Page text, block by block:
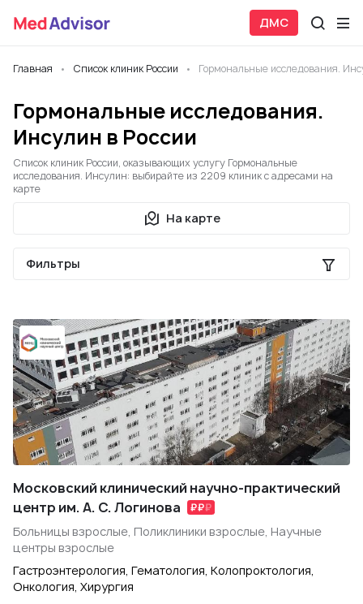
ДМС
Главная Список клиник России Гормональные исследования.
Гормональные исследования.
Инсулин в России
Список клиник России, оказывающих услугу Гормональные
исследования. Инсулин: выбирайте из 2209 клиник с адресами на
карте
На карте
Фильтры
Московский клинический научно-практический
центр им. А. С. Логинова
Больницы взрослые, Поликлиники взрослые, Научные
центры взрослые
Гастроэнтерология, Гематология, Колопроктология,
Онкология, Хирургия